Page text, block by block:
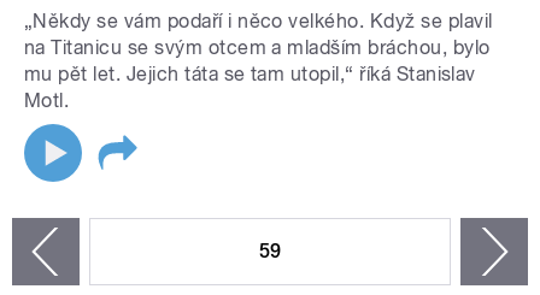
„Někdy se vám podaří i něco velkého. Když se plavil
na Titanicu se svým otcem a mladším bráchou, bylo
mu pět let. Jejich táta se tam utopil,“ říká Stanislav
Motl.
59